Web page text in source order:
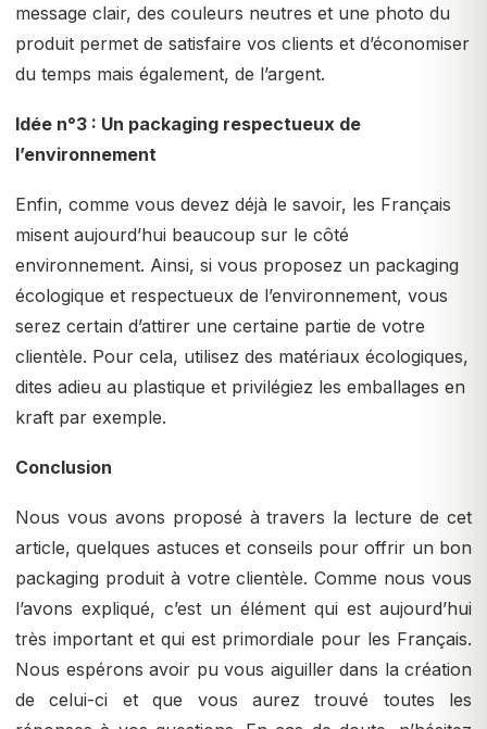
message clair, des couleurs neutres et une photo du
produit permet de satisfaire vos clients et d’économiser
du temps mais également, de l’argent.
Idée n°3 : Un packaging respectueux de
l’environnement
Enfin, comme vous devez déjà le savoir, les Français
misent aujourd’hui beaucoup sur le côté
environnement. Ainsi, si vous proposez un packaging
écologique et respectueux de l’environnement, vous
serez certain d’attirer une certaine partie de votre
clientèle. Pour cela, utilisez des matériaux écologiques,
dites adieu au plastique et privilégiez les emballages en
kraft par exemple.
Conclusion
Nous vous avons proposé à travers la lecture de cet
article, quelques astuces et conseils pour offrir un bon
packaging produit à votre clientèle. Comme nous vous
l’avons expliqué, c’est un élément qui est aujourd’hui
très important et qui est primordiale pour les Français.
Nous espérons avoir pu vous aiguiller dans la création
de celui-ci et que vous aurez trouvé toutes les